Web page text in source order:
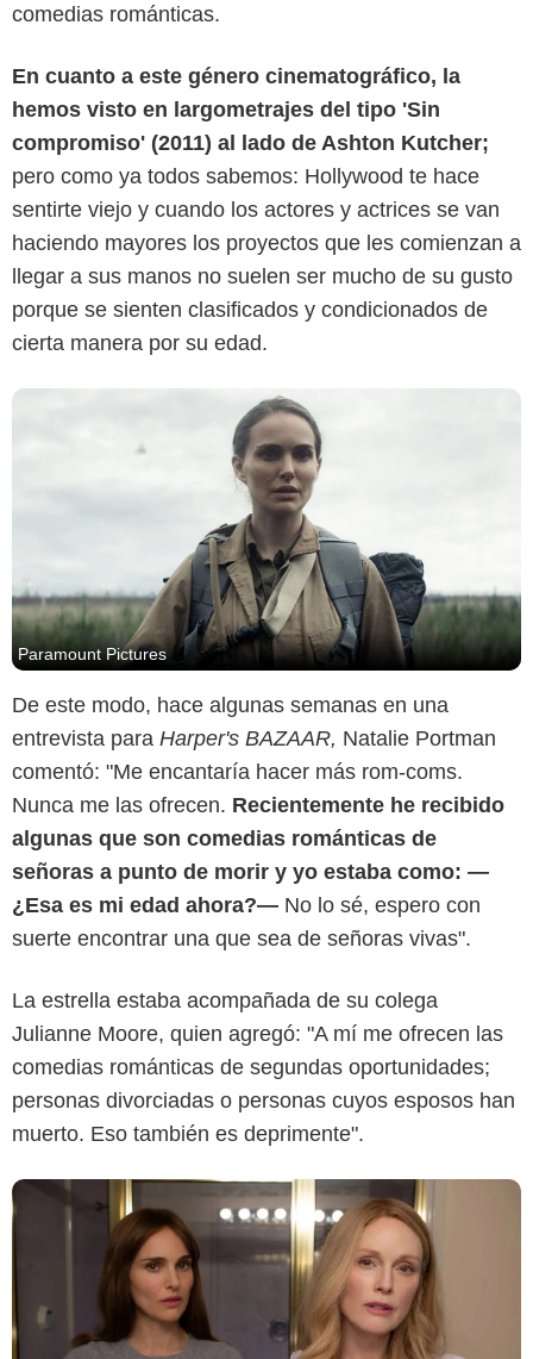
comedias románticas.
En cuanto a este género cinematográfico, la
hemos visto en largometrajes del tipo 'Sin
compromiso' (2011) al lado de Ashton Kutcher;
pero como ya todos sabemos: Hollywood te hace
sentirte viejo y cuando los actores y actrices se van
haciendo mayores los proyectos que les comienzan a
llegar a sus manos no suelen ser mucho de su gusto
porque se sienten clasificados y condicionados de
cierta manera por su edad.
Paramount Pictures
Paramount Pictures
De este modo, hace algunas semanas en una
entrevista para Harper's BAZAAR, Natalie Portman
comentó: "Me encantaría hacer más rom-coms.
Nunca me las ofrecen. Recientemente he recibido
algunas que son comedias románticas de
señoras a punto de morir y yo estaba como: —
¿Esa es mi edad ahora?— No lo sé, espero con
suerte encontrar una que sea de señoras vivas".
La estrella estaba acompañada de su colega
Julianne Moore, quien agregó: "A mí me ofrecen las
comedias románticas de segundas oportunidades;
personas divorciadas o personas cuyos esposos han
muerto. Eso también es deprimente".